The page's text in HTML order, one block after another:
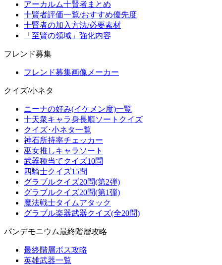
アーカルム十賢者まとめ
十賢者評価一覧/おすすめ優先度
十賢者の加入方法/必要素材
「至賢の領域」強化内容
フレンド募集
フレンド募集画像メーカー
クイズ/小ネタ
ニーナの好み(イケメン度)一覧
十天衆キャラ身長順ソートクイズ
クイズ･小ネタ一覧
神石所持率チェッカー
巫女推しキャラソート
武器種当てクイズ10問
四騎士クイズ15問
グラブルクイズ20問(第2弾)
グラブルクイズ20問(第1弾)
魔法戦士タイムアタック
グラブル楽器武器クイズ(全20問)
パンデモニウム最終階層攻略
最終階層ボス攻略
英雄武器一覧